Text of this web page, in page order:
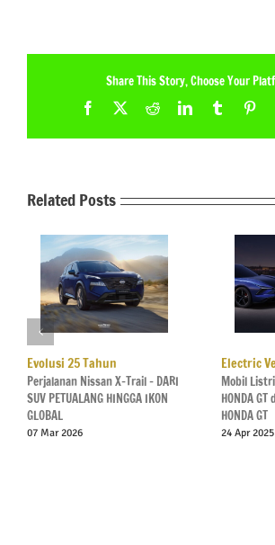
Share This Story, Choose Your
Facebook
X RedditLinkedInTumblr
Related Posts
Evolusi 25 Tahun
Perjalanan Nissan X-Trail – DARI
SUV PETUALANG HINGGA IKON
GLOBAL
07 Mar 2026
Electric
Mobil
HONDA GT
HONDA GT
24 Apr 2025